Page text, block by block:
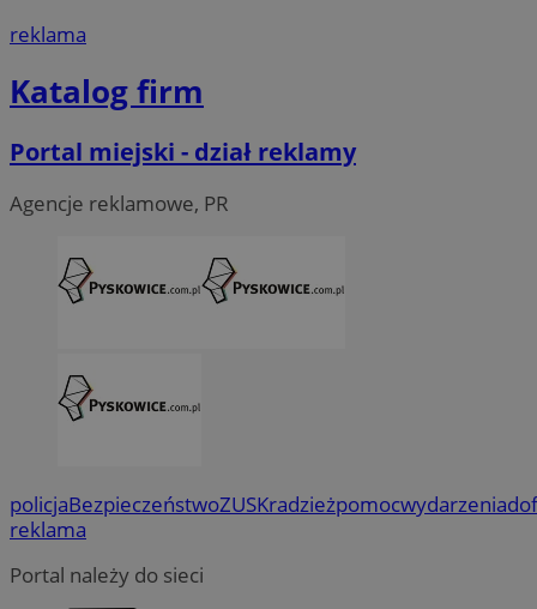
reklama
Katalog firm
Portal miejski - dział reklamy
Agencje reklamowe, PR
policjaBezpieczeństwoZUSKradzieżpomocwydarzenia
reklama
Portal należy do sieci